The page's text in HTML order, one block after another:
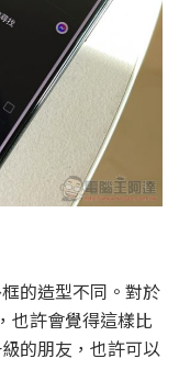
的造型不同。對於
也許會覺得這樣比
的朋友，也許可以